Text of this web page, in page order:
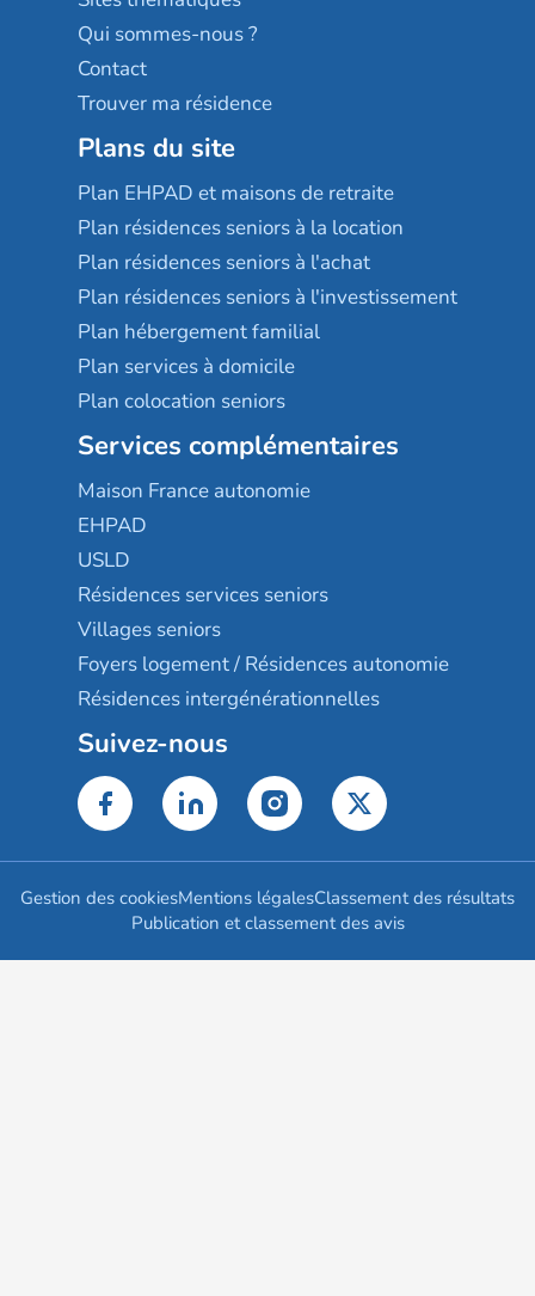
Qui sommes-nous ?
Contact
Trouver ma résidence
Plans du site
Plan EHPAD et maisons de retraite
Plan résidences seniors à la location
Plan résidences seniors à l'achat
Plan résidences seniors à l'investissement
Plan hébergement familial
Plan services à domicile
Plan colocation seniors
Services complémentaires
Maison France autonomie
EHPAD
USLD
Résidences services seniors
Villages seniors
Foyers logement / Résidences autonomie
Résidences intergénérationnelles
Suivez-nous
Gestion des cookiesMentions légalesClassement des résultats
Publication et classement des avis